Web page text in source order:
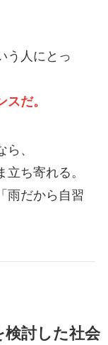
う人にとっ
だ。
、
ち寄れる。
雨だから自習
検討した社会